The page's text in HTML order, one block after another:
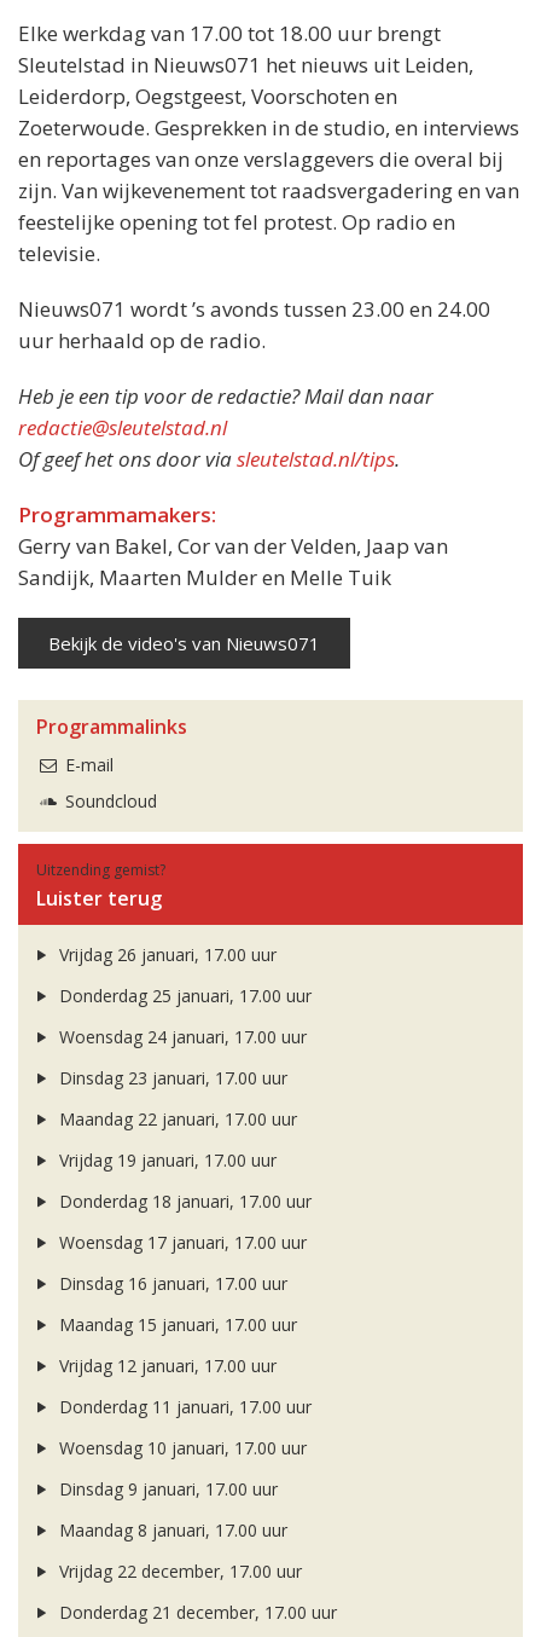
Elke werkdag van 17.00 tot 18.00 uur brengt
Sleutelstad in Nieuws071 het nieuws uit Leiden,
Leiderdorp, Oegstgeest, Voorschoten en
Zoeterwoude. Gesprekken in de studio, en interviews
en reportages van onze verslaggevers die overal bij
zijn. Van wijkevenement tot raadsvergadering en van
feestelijke opening tot fel protest. Op radio en
televisie.
Nieuws071 wordt ’s avonds tussen 23.00 en 24.00
uur herhaald op de radio.
Heb je een tip voor de redactie? Mail dan naar
redactie@sleutelstad.nl
Of geef het ons door viasleutelstad.nl/tips.
Programmamakers:
Gerry van Bakel, Cor van der Velden, Jaap van
Sandijk, Maarten Mulder en Melle Tuik
Bekijk de video's van Nieuws071
Programmalinks
E-mail
Soundcloud
Uitzending gemist?
Luister terug
Vrijdag 26 januari, 17.00 uur
Donderdag 25 januari, 17.00 uur
Woensdag 24 januari, 17.00 uur
Dinsdag 23 januari, 17.00 uur
Maandag 22 januari, 17.00 uur
Vrijdag 19 januari, 17.00 uur
Donderdag 18 januari, 17.00 uur
Woensdag 17 januari, 17.00 uur
Dinsdag 16 januari, 17.00 uur
Maandag 15 januari, 17.00 uur
Vrijdag 12 januari, 17.00 uur
Donderdag 11 januari, 17.00 uur
Woensdag 10 januari, 17.00 uur
Dinsdag 9 januari, 17.00 uur
Maandag 8 januari, 17.00 uur
Vrijdag 22 december, 17.00 uur
Donderdag 21 december, 17.00 uur